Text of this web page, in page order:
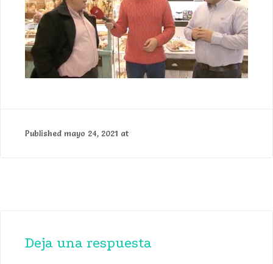
Published mayo 24, 2021 at
Deja una respuesta